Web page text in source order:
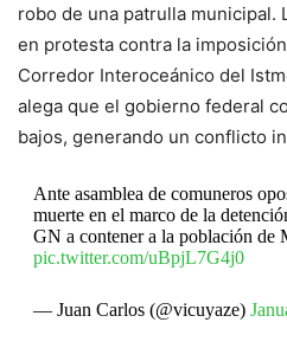
robo de una patrulla municipal.
en protesta contra la
Corredor Interoceánico del
alega que el gobierno federal
bajos, generando un conflicto
Ante asamblea de comuneros
muerte en el marco de la
GN a contener a la población de
pic.twitter.com/uBpjL7G4j0
— Juan Carlos (@vicuyaze)